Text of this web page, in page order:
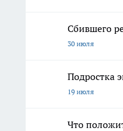
Сбившего
30 июля
Подростка
19 июля
Что